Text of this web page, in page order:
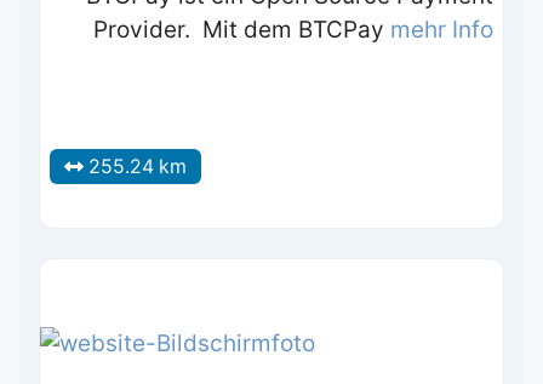
Provider. Mit dem BTCPay mehr Info
255.24 km